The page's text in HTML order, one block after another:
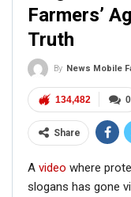
Farmers’
Truth
By News Mobile Fact
0
134,482
Share
A video where
slogans has gone